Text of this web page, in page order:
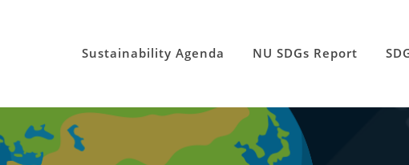
Sustainability Agenda NU SDGs Report